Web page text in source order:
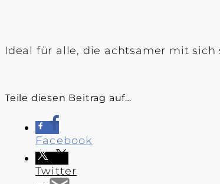
Ideal für alle, die achtsamer mit
Teile diesen Beitrag auf…
Facebook
Twitter